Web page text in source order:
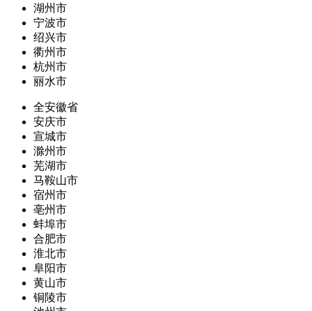
湖州市
宁波市
绍兴市
衢州市
杭州市
丽水市
全安徽省
安庆市
宣城市
滁州市
芜湖市
马鞍山市
宿州市
亳州市
蚌埠市
合肥市
淮北市
阜阳市
黄山市
铜陵市